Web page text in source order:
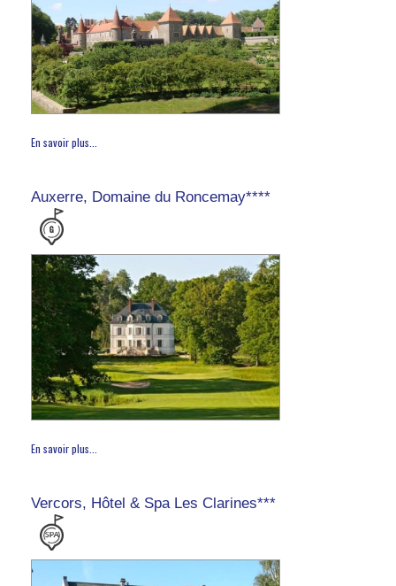
En savoir plus...
Auxerre, Domaine du Roncemay****
En savoir plus...
Vercors, Hôtel & Spa Les Clarines***